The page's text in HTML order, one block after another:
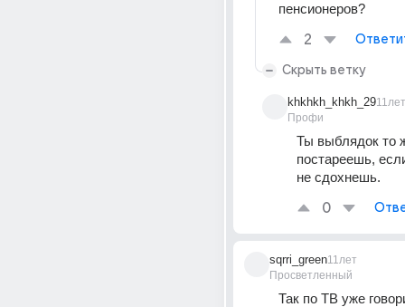
пенсионеров?
2
Скрыть ветку
khkhkh_khkh_29
Профи
11лет
Ты выблядок то
постареешь,
не сдохнешь.
0
sqrri_green
Просветленный
11лет
Так по ТВ уже